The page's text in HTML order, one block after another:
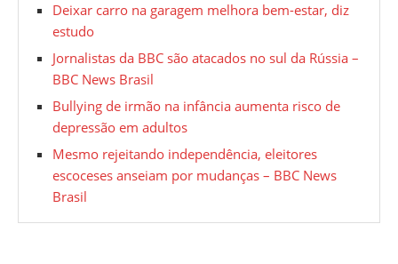
Deixar carro na garagem melhora bem-estar, diz
estudo
Jornalistas da BBC são atacados no sul da Rússia –
BBC News Brasil
Bullying de irmão na infância aumenta risco de
depressão em adultos
Mesmo rejeitando independência, eleitores
escoceses anseiam por mudanças – BBC News
Brasil